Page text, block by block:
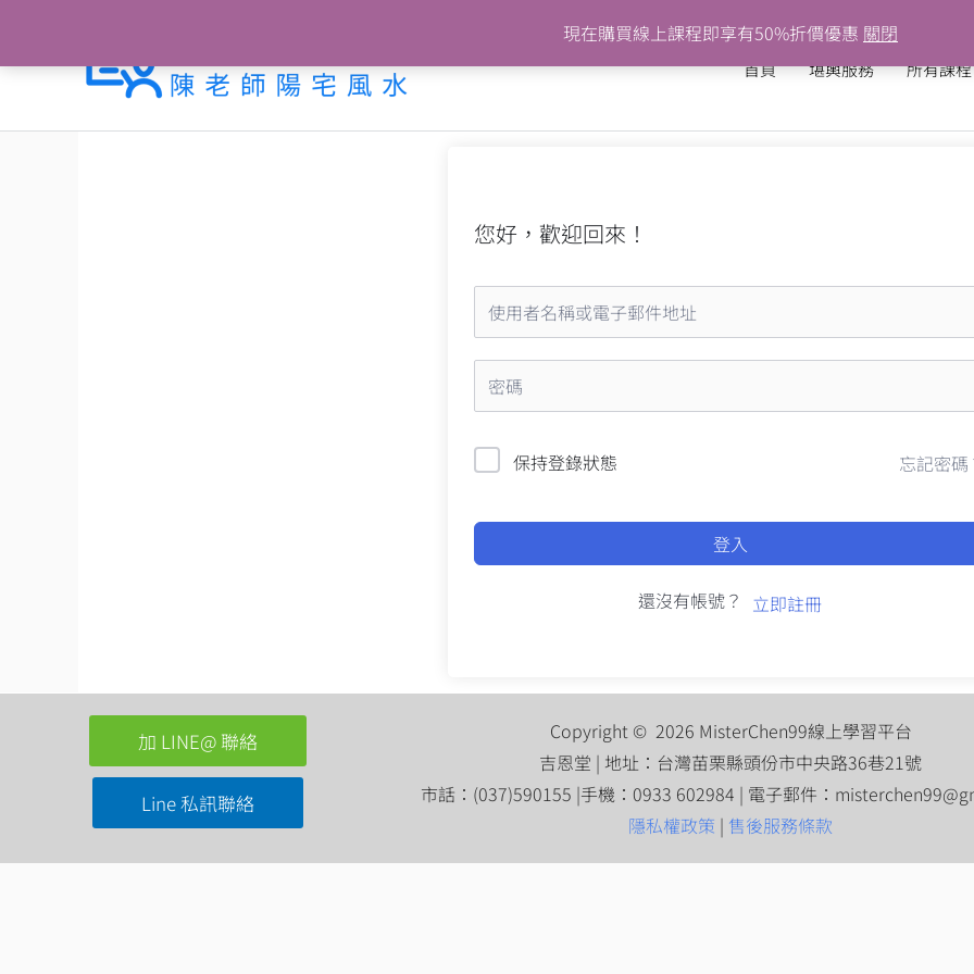
現在購買線上課程即享有50%折價優惠 關閉
內
首頁 堪輿服務 所有課程
您好，歡迎回來！
保持登錄狀態 忘記密碼
登入
還沒有帳號？ 立即註冊
加 LINE@ 聯絡
Line 私訊聯絡
Copyright © 2026 MisterChen99線上學習平台
吉恩堂 | 地址：台灣苗栗縣頭份市中央路36巷21號
市話：(037)590155 |手機：0933 602984 | 電子郵件：
隱私權政策 | 售後服務條款